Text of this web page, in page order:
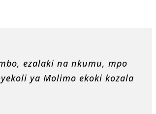
ezalaki na nkumu, mpo
ya Molimo ekoki kozala